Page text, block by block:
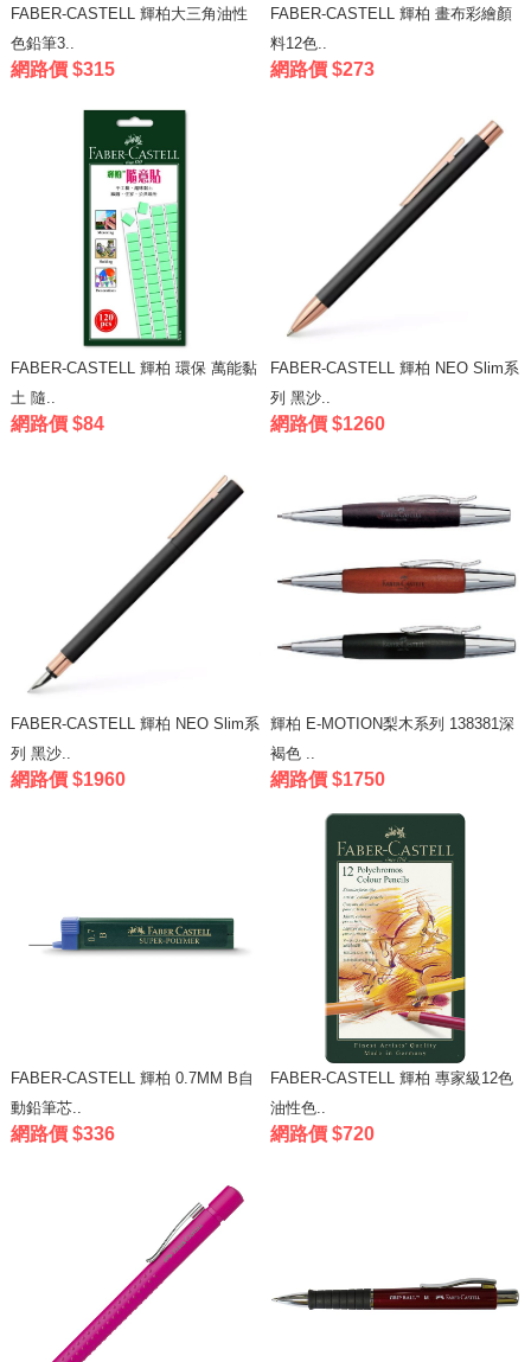
FABER-CASTELL 輝柏大三角油性
色鉛筆3..
網路價 $315
FABER-CASTELL 輝柏 畫布彩繪顏
料12色..
網路價 $273
FABER-CASTELL 輝柏 環保 萬能黏
土 隨..
網路價 $84
FABER-CASTELL 輝柏 NEO Slim系
列 黑沙..
網路價 $1260
FABER-CASTELL 輝柏 NEO Slim系
列 黑沙..
網路價 $1960
輝柏 E-MOTION梨木系列 138381深
褐色 ..
網路價 $1750
FABER-CASTELL 輝柏 0.7MM B自
動鉛筆芯..
網路價 $336
FABER-CASTELL 輝柏 專家級12色
油性色..
網路價 $720